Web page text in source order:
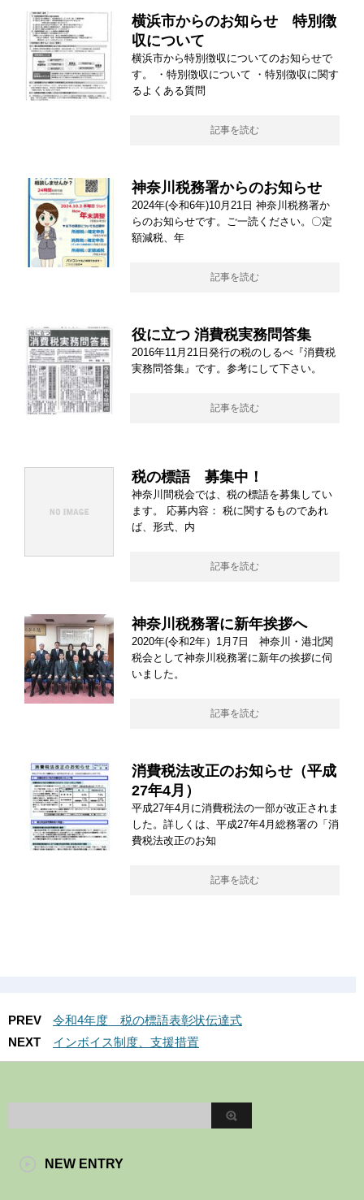
横浜市からのお知らせ 特別徴
収について
横浜市から特別徴収についてのお知らせで
す。 ・特別徴収について ・特別徴収に関す
るよくある質問
記事を読む
神奈川税務署からのお知らせ
2024年(令和6年)10月21日 神奈川税務署か
らのお知らせです。ご一読ください。〇定
額減税、年
記事を読む
役に立つ 消費税実務問答集
2016年11月21日発行の税のしるべ『消費税
実務問答集』です。参考にして下さい。
記事を読む
税の標語 募集中！
神奈川間税会では、税の標語を募集してい
ます。 応募内容： 税に関するものであれ
ば、形式、内
記事を読む
神奈川税務署に新年挨拶へ
2020年(令和2年）1月7日 神奈川・港北関
税会として神奈川税務署に新年の挨拶に伺
いました。
記事を読む
消費税法改正のお知らせ（平成
27年4月）
平成27年4月に消費税法の一部が改正されま
した。詳しくは、平成27年4月総務署の「消
費税法改正のお知
記事を読む
PREV
令和4年度 税の標語表彰状伝達式
NEXT
インボイス制度、支援措置
NEW ENTRY